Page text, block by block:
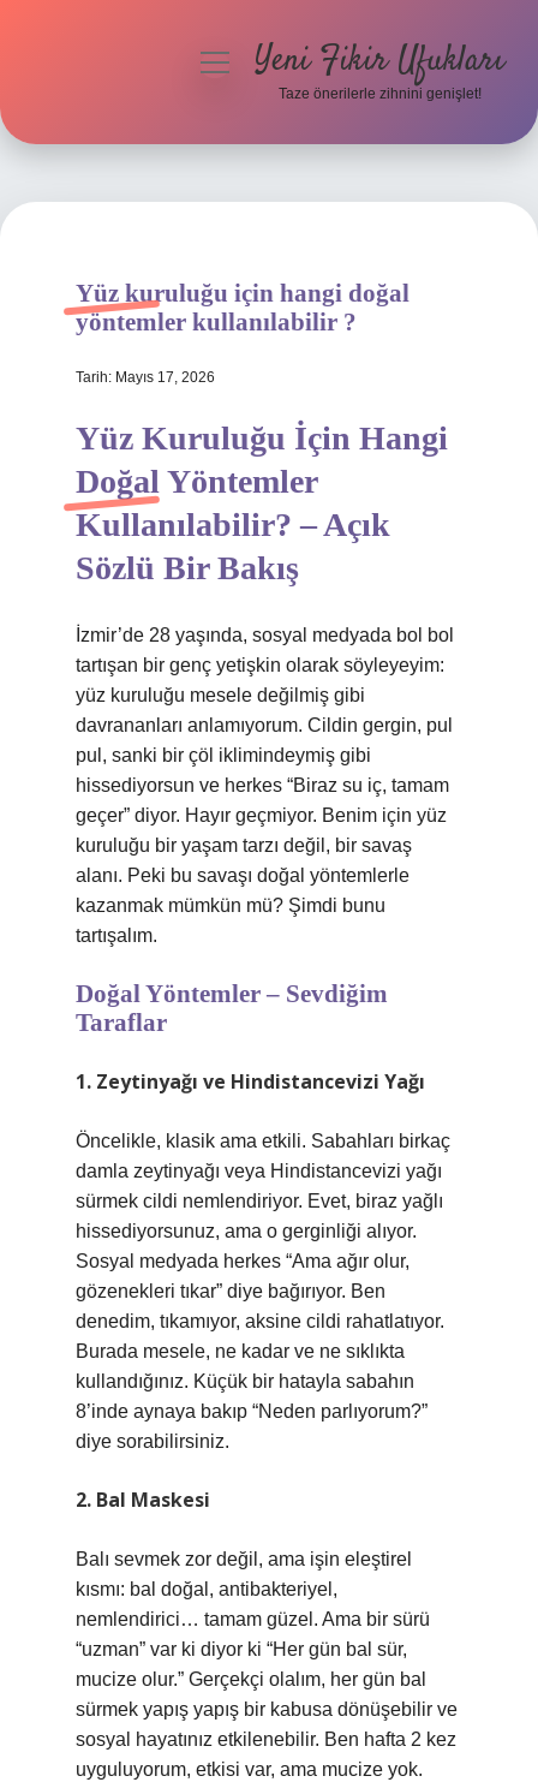
Hakkımızda
menüyüYeni Fikir Ufukları
Taze önerilerle zihnini genişlet!
Yüz kuruluğu için hangi doğal
yöntemler kullanılabilir ?
Tarih: Mayıs 17, 2026
Yüz Kuruluğu İçin Hangi
Doğal Yöntemler
Kullanılabilir? – Açık
Sözlü Bir Bakış
İzmir’de 28 yaşında, sosyal medyada bol bol
tartışan bir genç yetişkin olarak söyleyeyim:
yüz kuruluğu mesele değilmiş gibi
davrananları anlamıyorum. Cildin gergin, pul
pul, sanki bir çöl iklimindeymiş gibi
hissediyorsun ve herkes “Biraz su iç, tamam
geçer” diyor. Hayır geçmiyor. Benim için yüz
kuruluğu bir yaşam tarzı değil, bir savaş
alanı. Peki bu savaşı doğal yöntemlerle
kazanmak mümkün mü? Şimdi bunu
tartışalım.
Doğal Yöntemler – Sevdiğim
Taraflar
1. Zeytinyağı ve Hindistancevizi Yağı
Öncelikle, klasik ama etkili. Sabahları birkaç
damla zeytinyağı veya Hindistancevizi yağı
sürmek cildi nemlendiriyor. Evet, biraz yağlı
hissediyorsunuz, ama o gerginliği alıyor.
Sosyal medyada herkes “Ama ağır olur,
gözenekleri tıkar” diye bağırıyor. Ben
denedim, tıkamıyor, aksine cildi rahatlatıyor.
Burada mesele, ne kadar ve ne sıklıkta
kullandığınız. Küçük bir hatayla sabahın
8’inde aynaya bakıp “Neden parlıyorum?”
diye sorabilirsiniz.
2. Bal Maskesi
Balı sevmek zor değil, ama işin eleştirel
kısmı: bal doğal, antibakteriyel,
nemlendirici… tamam güzel. Ama bir sürü
“uzman” var ki diyor ki “Her gün bal sür,
mucize olur.” Gerçekçi olalım, her gün bal
sürmek yapış yapış bir kabusa dönüşebilir ve
sosyal hayatınız etkilenebilir. Ben hafta 2 kez
uyguluyorum, etkisi var, ama mucize yok.